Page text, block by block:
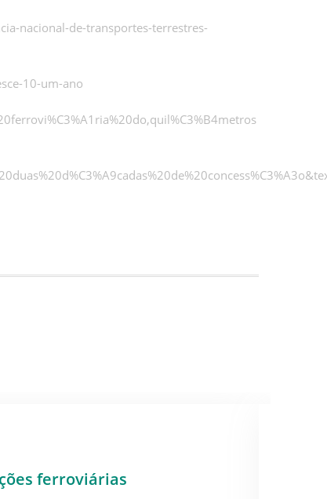
nacional-de-transportes-terrestres-
10-um-ano
ferroviárias